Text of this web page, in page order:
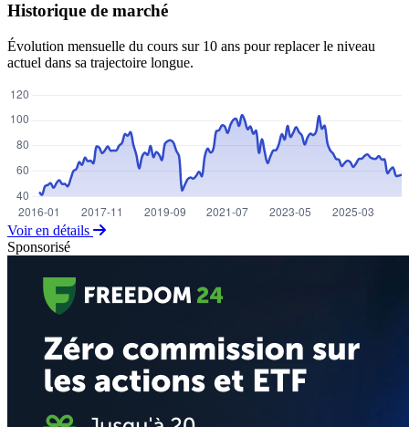
Historique de marché
Évolution mensuelle du cours sur 10 ans pour replacer le niveau
actuel dans sa trajectoire longue.
Voir en détails
Sponsorisé